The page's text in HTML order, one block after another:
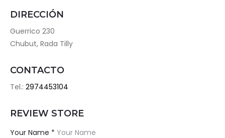
DIRECCIÓN
Guerrico 230
Chubut, Rada Tilly
CONTACTO
Tel.: 2974453104
REVIEW STORE
Your Name *